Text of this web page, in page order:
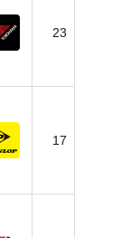
23
17